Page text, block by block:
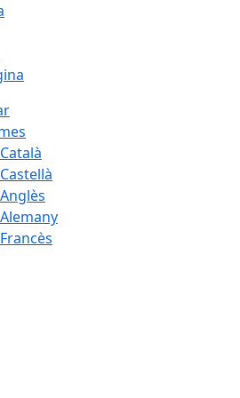
Català
Castellà
Anglès
Alemany
Francès